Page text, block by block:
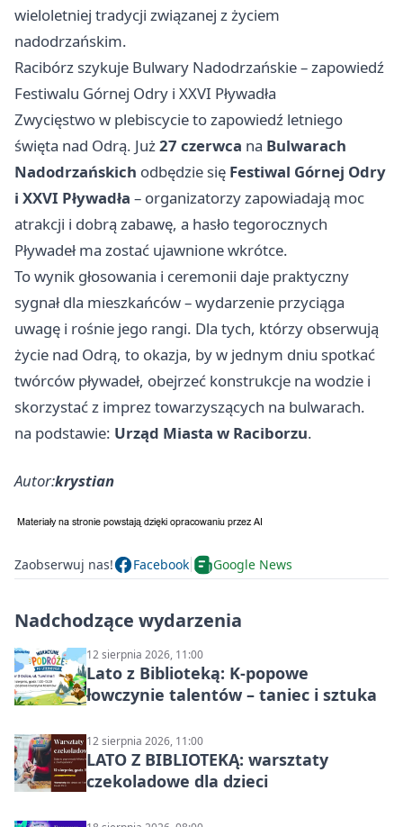
wieloletniej tradycji związanej z życiem
nadodrzańskim.
Racibórz szykuje Bulwary Nadodrzańskie – zapowiedź
Festiwalu Górnej Odry i XXVI Pływadła
Zwycięstwo w plebiscycie to zapowiedź letniego
święta nad Odrą. Już27 czerwca na Bulwarach
Nadodrzańskich odbędzie się Festiwal Górnej Odry
i XXVI Pływadła – organizatorzy zapowiadają moc
atrakcji i dobrą zabawę, a hasło tegorocznych
Pływadeł ma zostać ujawnione wkrótce.
To wynik głosowania i ceremonii daje praktyczny
sygnał dla mieszkańców – wydarzenie przyciąga
uwagę i rośnie jego rangi. Dla tych, którzy obserwują
życie nad Odrą, to okazja, by w jednym dniu spotkać
twórców pływadeł, obejrzeć konstrukcje na wodzie i
skorzystać z imprez towarzyszących na bulwarach.
na podstawie: Urząd Miasta w Raciborzu.
Autor:krystian
Zaobserwuj nas! Facebook Google News
Nadchodzące wydarzenia
12 sierpnia 2026, 11:00
Lato z Biblioteką: K-popowe
łowczynie talentów – taniec i sztuka
12 sierpnia 2026, 11:00
LATO Z BIBLIOTEKĄ: warsztaty
czekoladowe dla dzieci